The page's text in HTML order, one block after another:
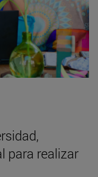
para realizar